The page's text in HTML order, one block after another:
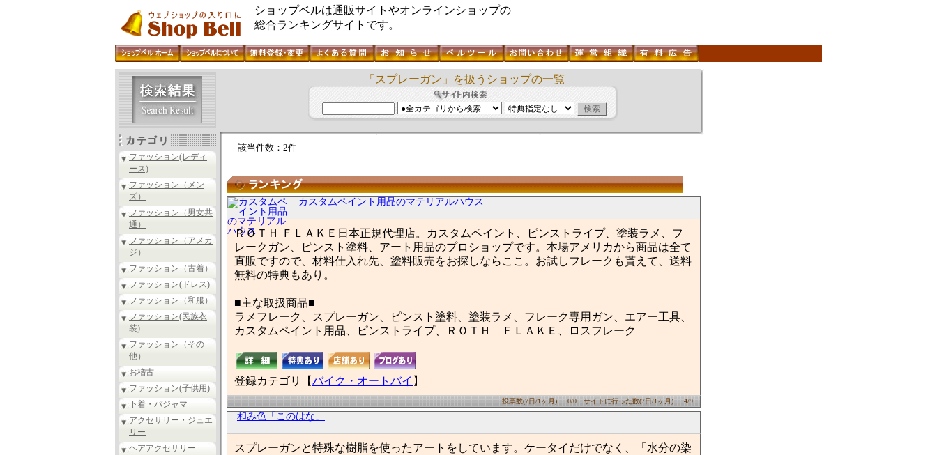
ショップベルは通販サイトやオンラインショップの
総合ランキングサイトです。
ファッション(レディ
ース)
ファッション（メン
ズ）
ファッション（男女共
通）
ファッション（アメカ
ジ）
ファッション（古着）
ファッション(ドレス)
ファッション（和服）
ファッション(民族衣
装)
ファッション（その
他）
お稽古
ファッション(子供用)
下着・パジャマ
アクセサリー・ジュエ
リー
ヘアアクセサリー
「スプレーガン」を扱うショップの一覧
該当件数：2件
カスタムペイント用品のマテリアルハウス
ＲＯＴＨ ＦＬＡＫＥ日本正規代理店。カスタムペイント、ピンストライプ、塗装ラメ、フ
レークガン、ピンスト塗料、アート用品のプロショップです。本場アメリカから商品は全て
直販ですので、材料仕入れ先、塗料販売をお探しならここ。お試しフレークも貰えて、送料
無料の特典もあり。
■主な取扱商品■
ラメフレーク、スプレーガン、ピンスト塗料、塗装ラメ、フレーク専用ガン、エアー工具、
カスタムペイント用品、ピンストライプ、ＲＯＴＨ ＦＬＡＫＥ、ロスフレーク
登録カテゴリ【バイク・オートバイ 】
投票数(7日/1ヶ月)･･･0/0 サイトに行った数(7日/1ヶ月)･･･4/9
和み色「このはな」
スプレーガンと特殊な樹脂を使ったアートをしています。ケータイだけでなく、「水分の染